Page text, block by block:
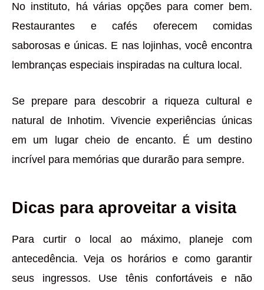
No instituto, há várias opções para comer bem.
Restaurantes e cafés oferecem comidas
saborosas e únicas. E nas lojinhas, você encontra
lembranças especiais inspiradas na cultura local.
Se prepare para descobrir a riqueza cultural e
natural de Inhotim. Vivencie experiências únicas
em um lugar cheio de encanto. É um destino
incrível para memórias que durarão para sempre.
Dicas para aproveitar a visita
Para curtir o local ao máximo, planeje com
antecedência. Veja os horários e como garantir
seus ingressos. Use tênis confortáveis e não